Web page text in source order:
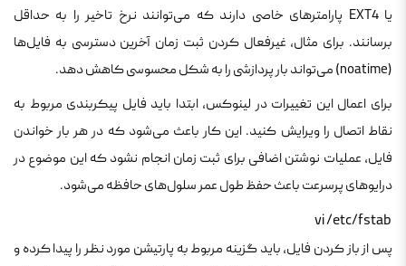
یا EXT4 پارامترهای خاصی دارند که می‌توانند نرخ تاخیر را به حداقل
برسانند. برای مثال، غیرفعال کردن ثبت زمان آخرین دسترسی به فایل‌ها
برای اعمال این تغییرات در لینوکس، ابتدا باید فایل پیکربندی مربوط به
نقاط اتصال را ویرایش کنید. این کار باعث می‌شود که در هر بار خواندن
فایل، عملیات نوشتن اضافی برای ثبت زمان انجام نشود که این موضوع در
درایوهای پرسرعت باعث حفظ طول عمر سلول‌های حافظه می‌شود.
پس از باز کردن فایل، باید گزینه مربوط به پارتیشن مورد نظر را پیدا کرده و